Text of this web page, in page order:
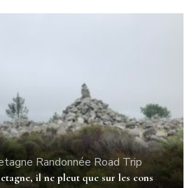
Randonnée Road Trip
il ne pleut que sur les cons